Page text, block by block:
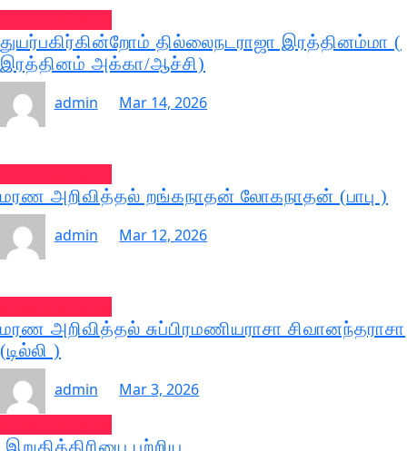
துயர்பகிர்கின்றோம் தில்லைநடராஜா இரத்தினம்மா (
இரத்தினம் அக்கா/ஆச்சி)
admin
Mar 14, 2026
மரண அறிவித்தல் றங்கநாதன் லோகநாதன் (பாபு )
admin
Mar 12, 2026
மரண அறிவித்தல் சுப்பிரமணியராசா சிவானந்தராசா
(டில்லி )
admin
Mar 3, 2026
இறுதிக்கிரியை பற்றிய